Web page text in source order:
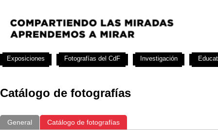
Catálogo de fotografías
General Catálogo de fotografías
Exposiciones Fotografías del CdF Investigación